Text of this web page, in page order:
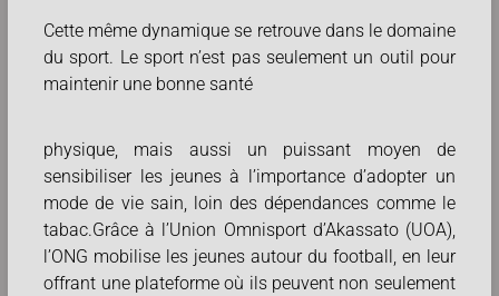
Cette même dynamique se retrouve dans le domaine
du sport. Le sport n’est pas seulement un outil pour
maintenir une bonne santé
physique, mais aussi un puissant moyen de
sensibiliser les jeunes à l’importance d’adopter un
mode de vie sain, loin des dépendances comme le
tabac.Grâce à l’Union Omnisport d’Akassato (UOA),
l’ONG mobilise les jeunes autour du football, en leur
offrant une plateforme où ils peuvent non seulement